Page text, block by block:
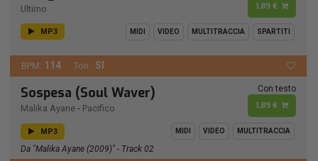
Ultimo 1,89 €
MP3 MIDI VIDEO MULTITRACCIA SPARTITI
BPM: 114 Ton.: SI
Sospesa (Soul Waver)
Malika Ayane - Pacifico
Con testo
1,89 €
MP3 MIDI VIDEO MULTITRACCIA
Da "Malika Ayane (2009)" - Track 02